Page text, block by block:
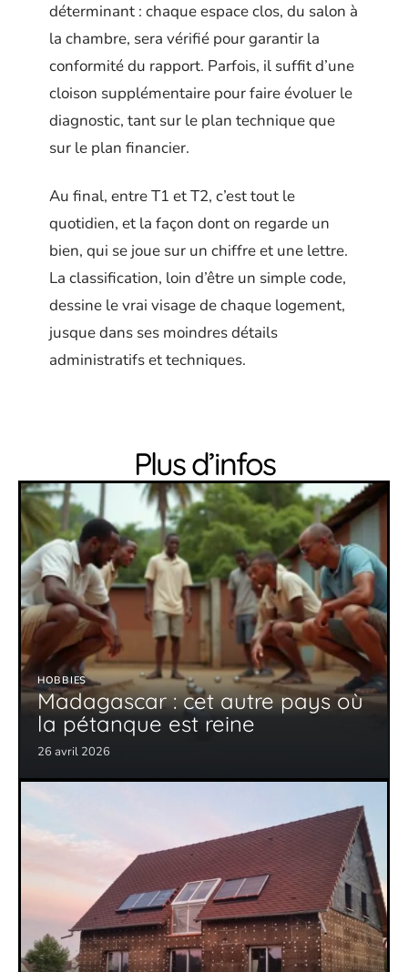
déterminant : chaque espace clos, du salon à
la chambre, sera vérifié pour garantir la
conformité du rapport. Parfois, il suffit d’une
cloison supplémentaire pour faire évoluer le
diagnostic, tant sur le plan technique que
sur le plan financier.
Au final, entre T1 et T2, c’est tout le
quotidien, et la façon dont on regarde un
bien, qui se joue sur un chiffre et une lettre.
La classification, loin d’être un simple code,
dessine le vrai visage de chaque logement,
jusque dans ses moindres détails
administratifs et techniques.
Plus d’infos
HOBBIES
Madagascar : cet autre pays où
la pétanque est reine
26 avril 2026